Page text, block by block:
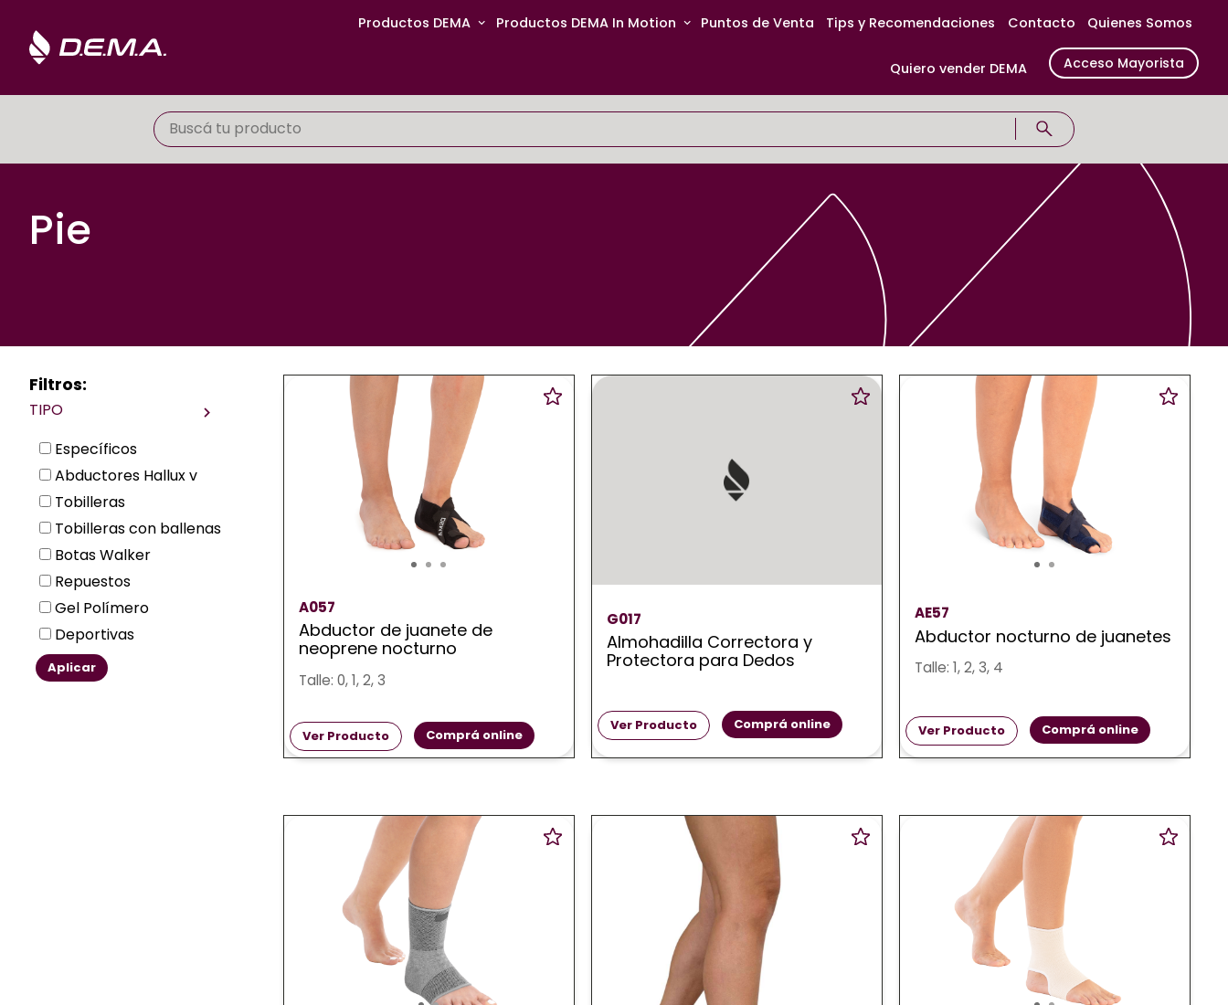
Productos DEMA Productos DEMA In Motion Puntos de Venta Tips y Recomendaciones Contacto Quienes Somos
Quiero vender DEMA Acceso Mayorista
Pie
Filtros:
TIPO
Específicos
Abductores Hallux v
Tobilleras
Tobilleras con ballenas
Botas Walker
Repuestos
Gel Polímero
Deportivas
Aplicar
A057
Abductor de juanete de
neoprene nocturno
Talle: 0, 1, 2, 3
Ver Producto Comprá online
G017
Almohadilla Correctora y
Protectora para Dedos
Ver Producto Comprá online
AE57
Abductor nocturno de juanetes
Talle: 1, 2, 3, 4
Ver Producto Comprá online